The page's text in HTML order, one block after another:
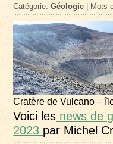
Catégorie:Géologie | Mots
Cratère de Vulcano –
Voici les news de
2023 par Michel